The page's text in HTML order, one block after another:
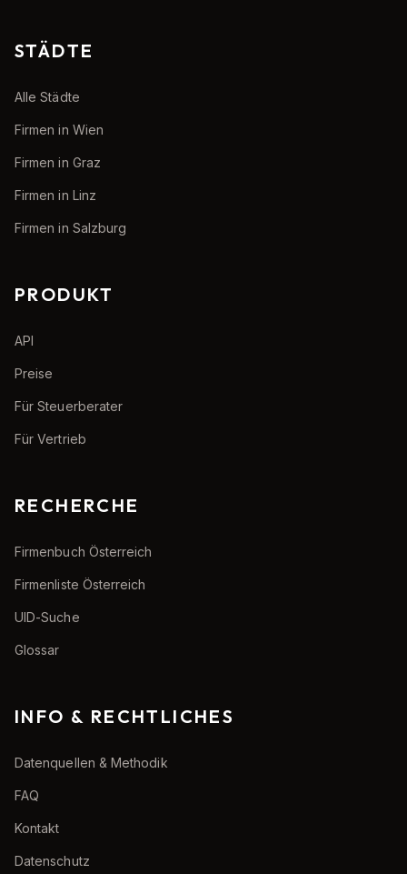
STÄDTE
Alle Städte
Firmen in Wien
Firmen in Graz
Firmen in Linz
Firmen in Salzburg
PRODUKT
API
Preise
Für Steuerberater
Für Vertrieb
RECHERCHE
Firmenbuch Österreich
Firmenliste Österreich
UID-Suche
Glossar
INFO & RECHTLICHES
Datenquellen & Methodik
FAQ
Kontakt
Datenschutz